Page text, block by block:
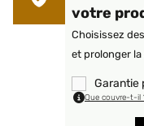
votre
Choisissez
et prolonger
Garantie
Que couvre-t-il